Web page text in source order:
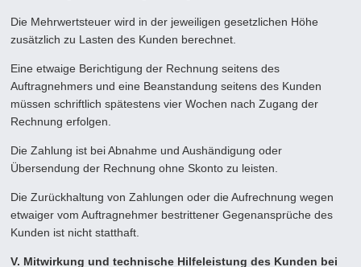
Die Mehrwertsteuer wird in der jeweiligen gesetzlichen Höhe
zusätzlich zu Lasten des Kunden berechnet.
Eine etwaige Berichtigung der Rechnung seitens des
Auftragnehmers und eine Beanstandung seitens des Kunden
müssen schriftlich spätestens vier Wochen nach Zugang der
Rechnung erfolgen.
Die Zahlung ist bei Abnahme und Aushändigung oder
Übersendung der Rechnung ohne Skonto zu leisten.
Die Zurückhaltung von Zahlungen oder die Aufrechnung wegen
etwaiger vom Auftragnehmer bestrittener Gegenansprü­che des
Kunden ist nicht statthaft.
V. Mitwirkung und technische Hilfeleistung des Kunden bei